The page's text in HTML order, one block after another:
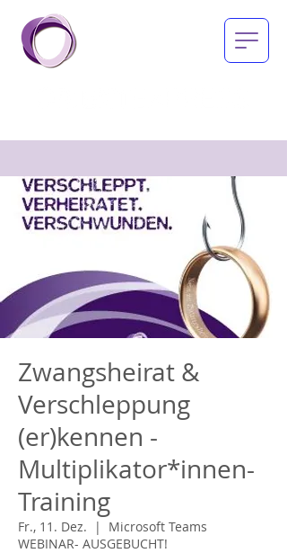
Zwangsheirat &
Verschleppung
(er)kennen -
Multiplikator*innen-
Training
Fr., 11. Dez.
  |
Microsoft Teams
WEBINAR- AUSGEBUCHT!